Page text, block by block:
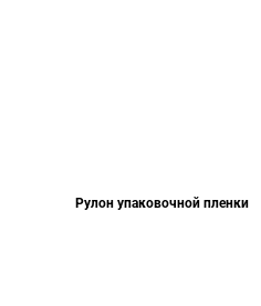
Рулон упаковочной пленки